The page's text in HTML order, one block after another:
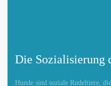
Die Sozialisierung
Hunde sind soziale Rudeltiere,